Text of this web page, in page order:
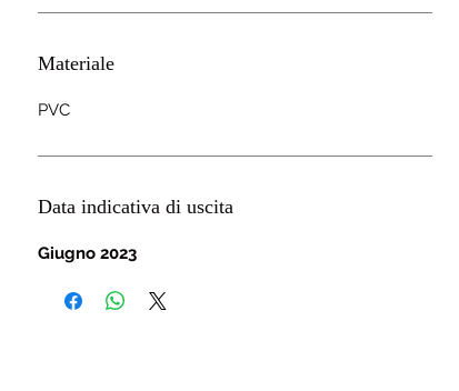
Materiale
PVC
Data indicativa di uscita
Giugno 2023